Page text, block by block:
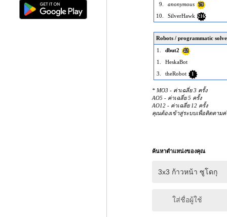
9. anonymous 79
10. SilverHawk 216
Robots / programmatic
1.
dbut2 42
1.
HeskaBot
3.
theRobot 1
* MO3 - ค่าเฉลี่ย 3 ครั้ง
AO5 - ค่าเฉลี่ย 5 ครั้ง
AO12 - ค่าเฉลี่ย 12 ครั้ง
คุณต้องเข้าสู่ระบบเพื่อติดตาม
ค้นหาตำแหน่งของคุณ
ใส่ชื่อผู้ใช้